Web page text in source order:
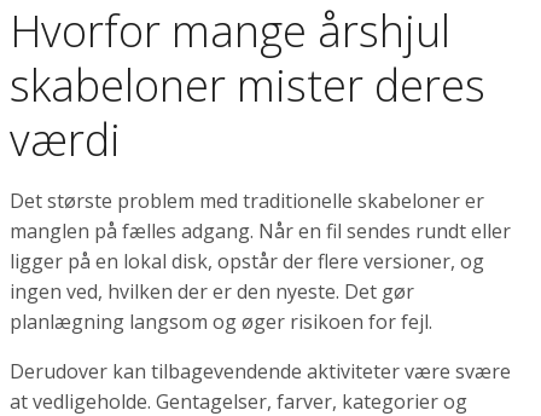
Hvorfor mange årshjul
skabeloner mister deres
værdi
Det største problem med traditionelle skabeloner er
manglen på fælles adgang. Når en fil sendes rundt eller
ligger på en lokal disk, opstår der flere versioner, og
ingen ved, hvilken der er den nyeste. Det gør
planlægning langsom og øger risikoen for fejl.
Derudover kan tilbagevendende aktiviteter være svære
at vedligeholde. Gentagelser, farver, kategorier og